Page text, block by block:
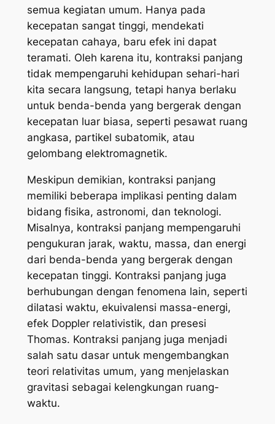
semua kegiatan umum. Hanya pada
kecepatan sangat tinggi, mendekati
kecepatan cahaya, baru efek ini dapat
teramati. Oleh karena itu, kontraksi panjang
tidak mempengaruhi kehidupan sehari-hari
kita secara langsung, tetapi hanya berlaku
untuk benda-benda yang bergerak dengan
kecepatan luar biasa, seperti pesawat ruang
angkasa, partikel subatomik, atau
gelombang elektromagnetik.
Meskipun demikian, kontraksi panjang
memiliki beberapa implikasi penting dalam
bidang fisika, astronomi, dan teknologi.
Misalnya, kontraksi panjang mempengaruhi
pengukuran jarak, waktu, massa, dan energi
dari benda-benda yang bergerak dengan
kecepatan tinggi. Kontraksi panjang juga
berhubungan dengan fenomena lain, seperti
dilatasi waktu, ekuivalensi massa-energi,
efek Doppler relativistik, dan presesi
Thomas. Kontraksi panjang juga menjadi
salah satu dasar untuk mengembangkan
teori relativitas umum, yang menjelaskan
gravitasi sebagai kelengkungan ruang-
waktu.